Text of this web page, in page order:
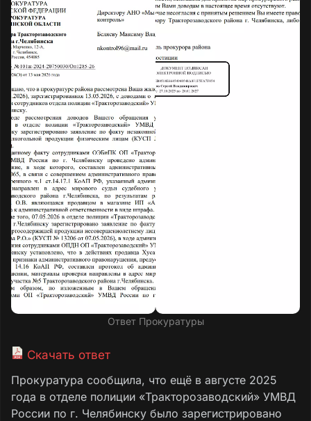
Ответ Прокуратуры
Скачать ответ
Прокуратура сообщила, что ещё в августе 2025
года в отделе полиции «Тракторозаводский» УМВД
России по г. Челябинску было зарегистрировано